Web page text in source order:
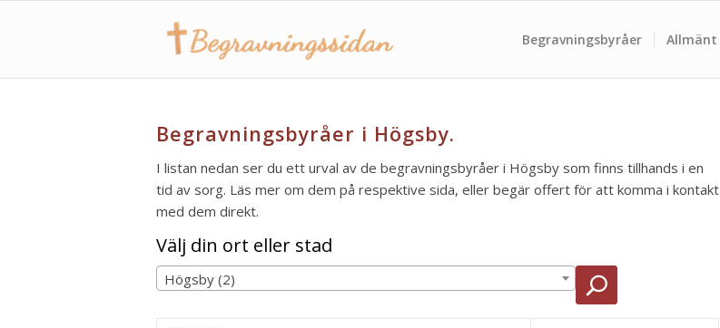
Begravningsbyråer Allmänt
Begravningsbyråer i Högsby.
I listan nedan ser du ett urval av de begravningsbyråer i Högsby som finns tillhands i en
tid av sorg. Läs mer om dem på respektive sida, eller begär offert för att komma i kontakt
med dem direkt.
Välj din ort eller stad
Högsby (2)